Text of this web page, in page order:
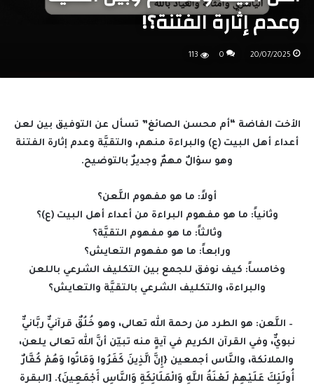
وعدم إثارة الفتنة؟!
20/07/2025
0
113
الأخت الفاضة “أم محسن الصائغ” تسأل عن التوفيق بين لعن
أعداء أهل البيت (ع) والبراءة منهم، والتقيَّة وعدم إثارة الفتنة
وهو سؤالٌ مهمٌ وجديرٌ بالتوضيح.
أولاً: ما هو مفهوم اللَّعن؟
وثانياً: ما هو مفهوم البراءة من أعداء أهل البيت (ع)؟
وثالثاً: ما هو مفهوم التقيَّة؟
ورابعاً: ما هو مفهوم التعايش؟
وخامساً: كيف نوفق للجمع بين التكليف الشرعي باللعن
والبراءة، والتكليف الشرعي بالتقيَّة والتعايش؟
– اللَّعن: هو الطرد من رحمة الله تعالى، وهو خُلُقٌ قرآنيٌّ ربَّانيٌّ
نبويٌّ، وفي القرآن الكريم في آيةٍ منه تبيّن أنَّ الله تعالى يلعن،
والملائكة، والنَّاس أجمعين {إِنَّ الَّذِينَ كَفَرُوا وَمَاتُوا وَهُمْ كُفَّارٌ
أُولَئِكَ عَلَيْهِمْ لَعْنَةُ اللَّهِ وَالْمَلَائِكَةِ وَالنَّاسِ أَجْمَعِينَ}. [البقرة